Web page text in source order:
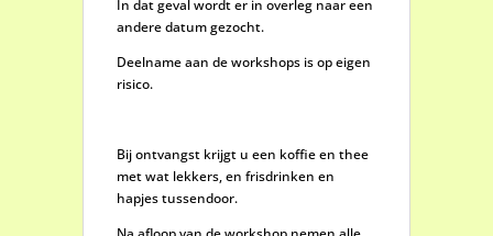
In dat geval wordt er in overleg naar een
andere datum gezocht.
Deelname aan de workshops is op eigen
risico.
Bij ontvangst krijgt u een koffie en thee
met wat lekkers, en frisdrinken en
hapjes tussendoor.